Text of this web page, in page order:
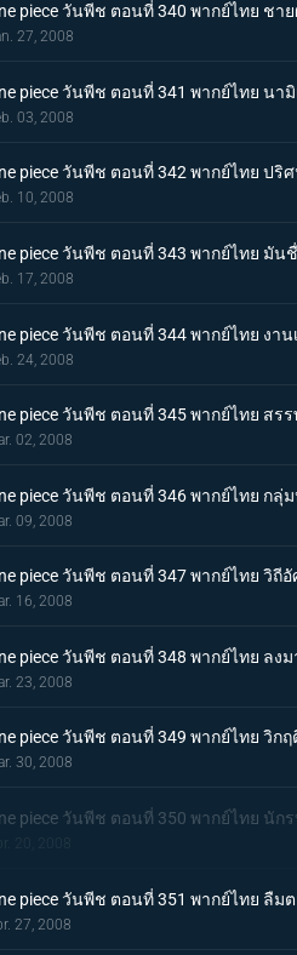
piece วันพีช ตอนที่ 340 พากย์ไทย ชา
27, 2008
piece วันพีช ตอนที่ 341 พากย์ไทย น
03, 2008
piece วันพีช ตอนที่ 342 พากย์ไทย ป
10, 2008
piece วันพีช ตอนที่ 343 พากย์ไทย มัน
17, 2008
piece วันพีช ตอนที่ 344 พากย์ไทย ง
24, 2008
piece วันพีช ตอนที่ 345 พากย์ไทย ส
02, 2008
piece วันพีช ตอนที่ 346 พากย์ไทย ก
09, 2008
piece วันพีช ตอนที่ 347 พากย์ไทย วิ
16, 2008
piece วันพีช ตอนที่ 348 พากย์ไทย ล
23, 2008
piece วันพีช ตอนที่ 349 พากย์ไทย วิก
30, 2008
piece วันพีช ตอนที่ 350 พากย์ไทย นั
20, 2008
piece วันพีช ตอนที่ 351 พากย์ไทย ลื
27, 2008